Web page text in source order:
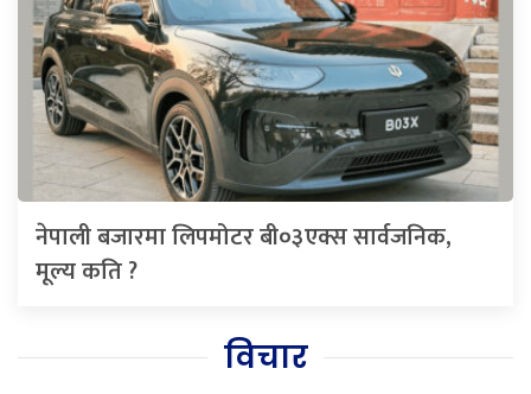
नेपाली बजारमा लिपमोटर बी०३एक्स सार्वजनिक,
मूल्य कति ?
विचार